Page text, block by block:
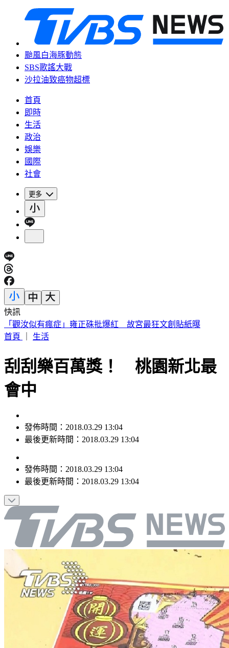
颱風白海豚動態
SBS歌謠大戰
沙拉油致癌物超標
首頁
即時
生活
政治
娛樂
國際
社會
更多
快訊
快訊／熊本今晚又震！規模4.5「極淺層地震」 深度僅10公
里
刮刮樂百萬獎！ 桃園新北最
會中
發佈時間：2018.03.29 13:04
發佈時間：2018.03.29 13:04